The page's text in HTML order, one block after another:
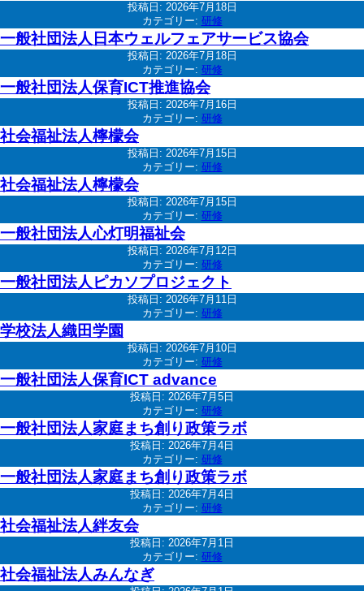
投稿日: 2026年7月18日
カテゴリー: 研修
一般社団法人日本ウェルフェアサービス協会
投稿日: 2026年7月18日
カテゴリー: 研修
一般社団法人保育ICT推進協会
投稿日: 2026年7月16日
カテゴリー: 研修
社会福祉法人檸檬会
投稿日: 2026年7月15日
カテゴリー: 研修
社会福祉法人檸檬会
投稿日: 2026年7月15日
カテゴリー: 研修
一般社団法人心灯明福祉会
投稿日: 2026年7月12日
カテゴリー: 研修
一般社団法人ピカソプロジェクト
投稿日: 2026年7月11日
カテゴリー: 研修
学校法人織田学園
投稿日: 2026年7月10日
カテゴリー: 研修
一般社団法人保育ICT advance
投稿日: 2026年7月5日
カテゴリー: 研修
一般社団法人家庭まち創り政策ラボ
投稿日: 2026年7月4日
カテゴリー: 研修
一般社団法人家庭まち創り政策ラボ
投稿日: 2026年7月4日
カテゴリー: 研修
社会福祉法人絆友会
投稿日: 2026年7月1日
カテゴリー: 研修
社会福祉法人みんなぎ